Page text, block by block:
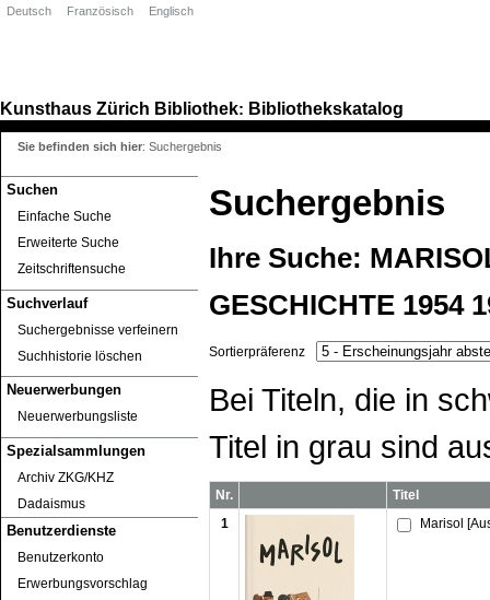
Kunsthaus Zürich Bibliothek: Bibliothekskatalog
Suchen
Einfache Suche
Erweiterte Suche
Zeitschriftensuche
Suchverlauf
Suchergebnisse verfeinern
Suchhistorie löschen
Neuerwerbungen
Neuerwerbungsliste
Spezialsammlungen
Archiv ZKG/KHZ
Dadaismus
Benutzerdienste
Benutzerkonto
Erwerbungsvorschlag
Deutsch Französisch Englisch
Sie befinden sich hier: Suchergebnis
Suchergebnis
Ihre Suche:
GESCHICHTE 1954
Sortierpräferenz
Bei Titeln, die in
Titel in grau sind
Nr.
Titel
1
Marisol